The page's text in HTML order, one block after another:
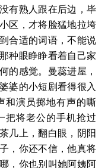
有熟人跟在后边，毕
区，才将脸猛地拉垮
合适的词语，不能说
种眼睁睁看着自己家
的感觉。曼蕊进屋，
婆的小短剧看得很入
和演员掷地有声的嘶
把将老公的手机抢过
几上，翻白眼，阴阳
，你还不信，他真将
，你也别叫她阿姨阿